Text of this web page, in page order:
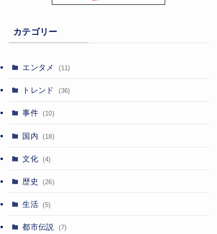
カテゴリー
エンタメ (11)
トレンド (36)
事件 (10)
国内 (18)
文化 (4)
歴史 (26)
生活 (5)
都市伝説 (7)